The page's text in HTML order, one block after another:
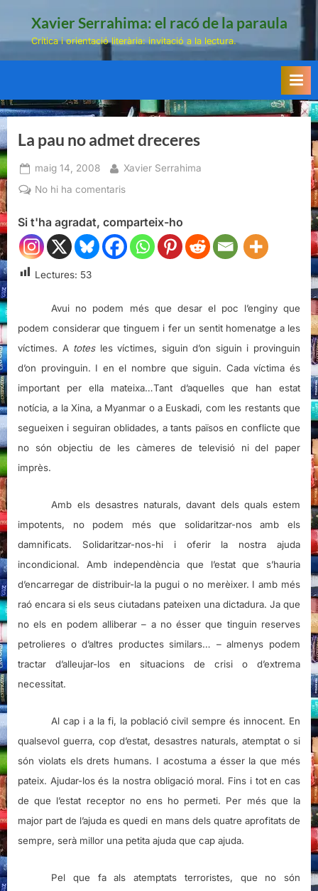
Xavier Serrahima: el racó de la paraula
Crítica i orientació literària: invitació a la lectura.
La pau no admet dreceres
Posted
on
maig 14, 2008 By
Xavier Serrahima
No hi ha comentarisa
pau
no
admet
Si t'ha agradat, comparteix-ho
Lectures: 53
Avui no podem més que desar el poc l’enginy que
podem considerar que tinguem i fer un sentit homenatge a les
víctimes. A totesles víctimes, siguin d’on siguin i provinguin
d’on provinguin. I en el nombre que siguin. Cada víctima és
important per ella mateixa…Tant d’aquelles que han estat
notícia, a la Xina, a Myanmar o a Euskadi, com les restants que
segueixen i seguiran oblidades, a tants països en conflicte que
no són objectiu de les càmeres de televisió ni del paper
imprès.
Amb els desastres naturals, davant dels quals estem
impotents, no podem més que solidaritzar-nos amb els
damnificats. Solidaritzar-nos-hi i oferir la nostra ajuda
incondicional. Amb independència que l’estat que s’hauria
d’encarregar de distribuir-la la pugui o no merèixer. I amb més
raó encara si els seus ciutadans pateixen una dictadura. Ja que
no els en podem alliberar – a no ésser que tinguin reserves
petrolieres o d’altres productes similars… – almenys podem
tractar d’alleujar-los en situacions de crisi o d’extrema
necessitat.
Al cap i a la fi, la població civil sempre és innocent. En
qualsevol guerra, cop d’estat, desastres naturals, atemptat o si
són violats els drets humans. I acostuma a ésser la que més
pateix. Ajudar-los és la nostra obligació moral. Fins i tot en cas
de que l’estat receptor no ens ho permeti. Per més que la
major part de l’ajuda es quedi en mans dels quatre aprofitats de
sempre, serà millor una petita ajuda que cap ajuda.
Pel que fa als atemptats terroristes, que no són